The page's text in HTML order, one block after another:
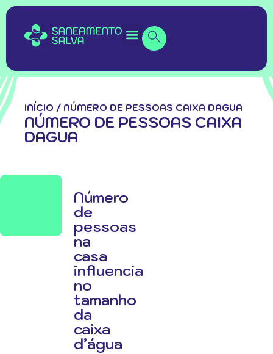
INÍCIO / NÚMERO DE PESSOAS CAIXA DAGUA
NÚMERO DE PESSOAS CAIXA
DAGUA
Número
de
pessoas
na
casa
influencia
no
tamanho
da
caixa
d’água